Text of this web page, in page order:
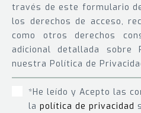
través de este formulario
los derechos de acceso,
como otros derechos
adicional detallada sobre
nuestra Política de
*He leído y Acepto las
la política de privacidad